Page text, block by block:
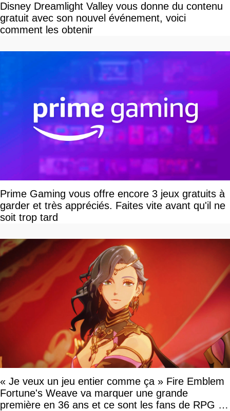
Disney Dreamlight Valley vous donne du contenu
gratuit avec son nouvel événement, voici
comment les obtenir
Prime Gaming vous offre encore 3 jeux gratuits à
garder et très appréciés. Faites vite avant qu'il ne
soit trop tard
« Je veux un jeu entier comme ça » Fire Emblem
Fortune's Weave va marquer une grande
première en 36 ans et ce sont les fans de RPG en